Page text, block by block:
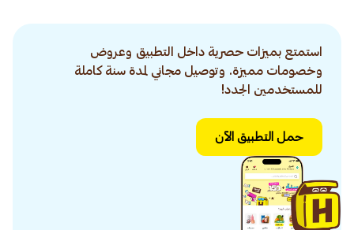
استمتع بميزات حصرية داخل التطبيق وعروض
وخصومات مميزة. وتوصيل مجاني لمدة سنة كاملة
للمستخدمين الجدد!
حمل التطبيق الآن